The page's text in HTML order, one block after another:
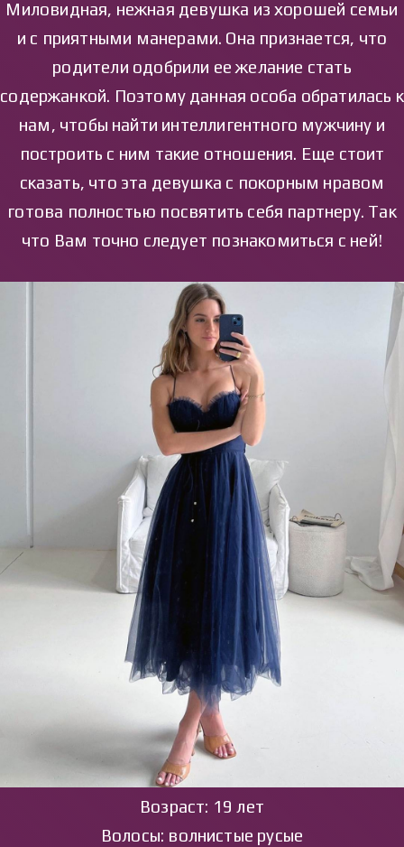
Миловидная, нежная девушка из хорошей семьи
и с приятными манерами. Она признается, что
родители одобрили ее желание стать
содержанкой. Поэтому данная особа обратилась к
нам, чтобы найти интеллигентного мужчину и
построить с ним такие отношения. Еще стоит
сказать, что эта девушка с покорным нравом
готова полностью посвятить себя партнеру. Так
что Вам точно следует познакомиться с ней!
Возраст: 19 лет
Волосы: волнистые русые